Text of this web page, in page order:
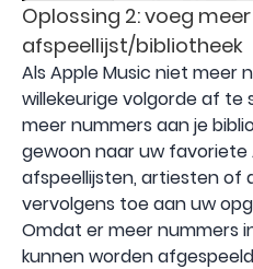
Oplossing 2: voeg
afspeellijst/bibliotheek
Als Apple Music niet meer
willekeurige volgorde af te
meer nummers aan je
gewoon naar uw favoriete
afspeellijsten, artiesten of
vervolgens toe aan uw
Omdat er meer nummers
kunnen worden